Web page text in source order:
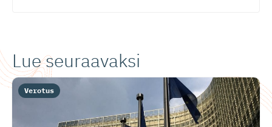
Lue seuraavaksi
Verotus